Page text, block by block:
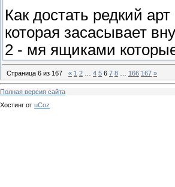
Как достать редкий
которая засасывает
2 - мя ящиками
Страница 6 из 167 « 1 2 4 5 6 7 8 166 167 »
Полная версия сайта
Хостинг от uCoz